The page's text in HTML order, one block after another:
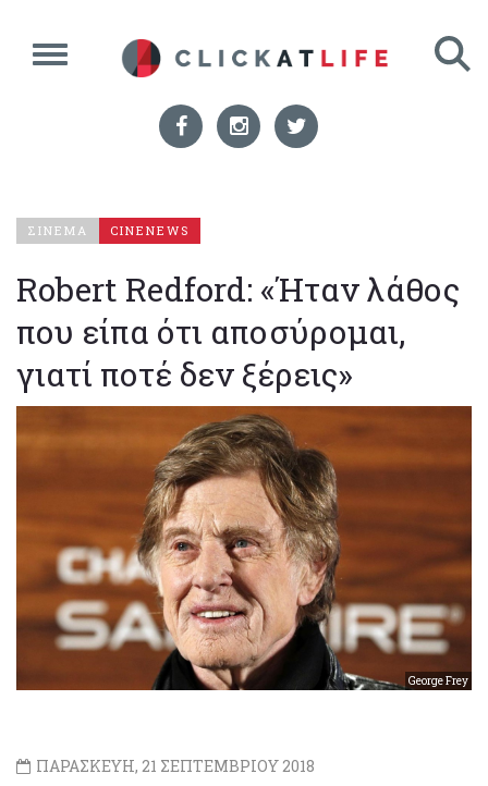
ΣΙΝΕΜΑ CINENEWS
Robert Redford: «Ήταν λάθος
που είπα ότι αποσύρομαι,
γιατί ποτέ δεν ξέρεις»
George Frey
ΠΑΡΑΣΚΕΥΗ, 21 ΣΕΠΤΕΜΒΡΙΟΥ 2018